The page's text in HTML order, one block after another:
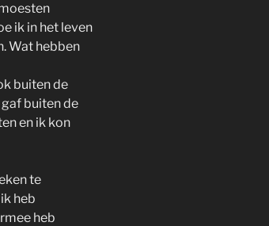
ik in het leven
Wat hebben
buiten de
buiten de
en ik kon
te
heb
heb